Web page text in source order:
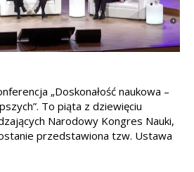
„Doskonałość naukowa –
To piąta z dziewięciu
Narodowy Kongres Nauki,
przedstawiona tzw. Ustawa